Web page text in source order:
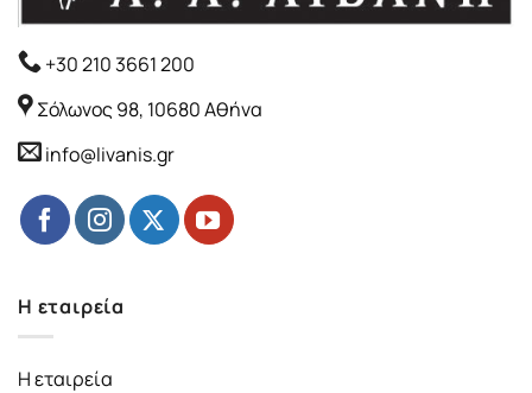
+30 210 3661 200
Σόλωνος 98, 10680 Αθήνα
info@livanis.gr
Η εταιρεία
Η εταιρεία